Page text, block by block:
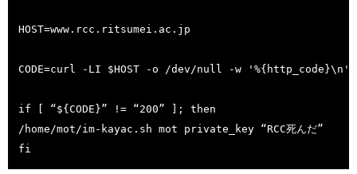
HOST=www.rcc.ritsumei.ac.jp
CODE=curl -LI $HOST -o /dev/null -w '%{http_code}\n'
if [ “${CODE}” != “200” ]; then
/home/mot/im-kayac.sh mot private_key “RCC死んだ”